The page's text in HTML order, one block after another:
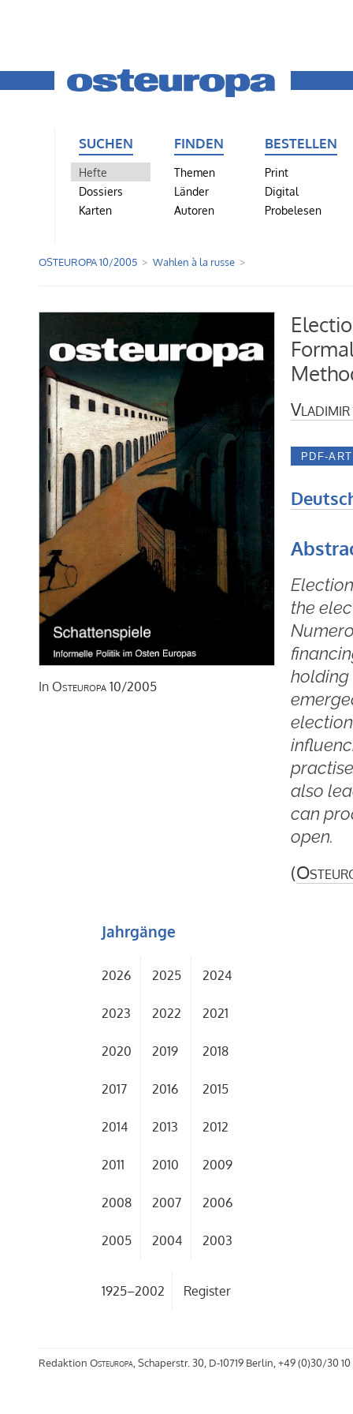
SUCHEN
Hefte
Dossiers
Karten
FINDEN
Themen
Länder
Autoren
BESTELLEN
Print
Digital
Probelesen
OSTEUROPA 10/2005 Wahlen à la russe
In Osteuropa 10/2005
Vladimir
the
holding
also
can
open.
(
Jahrgänge
2026 2025 2024
2023 2022 2021
2020 2019 2018
2017 2016 2015
2014 2013 2012
2011 2010 2009
2008 2007 2006
2005 2004 2003
1925–2002 Register
Redaktion Osteuropa, Schaperstr. 30, D-10719 Berlin, +49 (0)30/30